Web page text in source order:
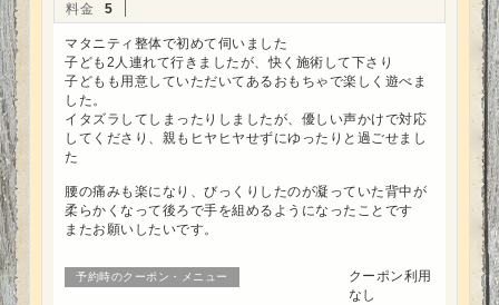
料金
5
マタニティ整体で初めて伺いました
子ども2人連れて行きましたが、快く施術して下さり
子どもも用意していただいてあるおもちゃで楽しく遊べま
した。
イタズラしてしまったりしましたが、優しい声かけで対応
してくださり、親もヒヤヒヤせずにゆったりと過ごせまし
た
腰の痛みも楽になり、びっくりしたのが凝っていた背中が
柔らかくなって後ろで手を組めるようになったことです
またお願いしたいです。
予約時のクーポン・メニュー
クーポン利用
なし